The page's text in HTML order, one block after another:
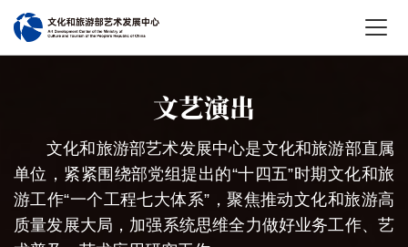
文艺演出
文化和旅游部艺术发展中心是文化和旅游部直属
单位，紧紧围绕部党组提出的“十四五”时期文化和旅
游工作“一个工程七大体系”，聚焦推动文化和旅游高
质量发展大局，加强系统思维全力做好业务工作、艺